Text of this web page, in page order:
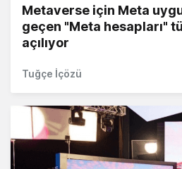
Metaverse için Meta
geçen "Meta hesapları"
açılıyor
Tuğçe İçözü